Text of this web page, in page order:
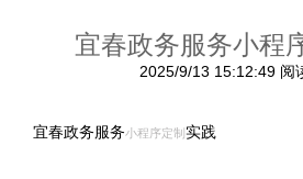
宜春政务服务小程
2025/9/13 15:12:49 阅
宜春政务服务小程序定制 实践